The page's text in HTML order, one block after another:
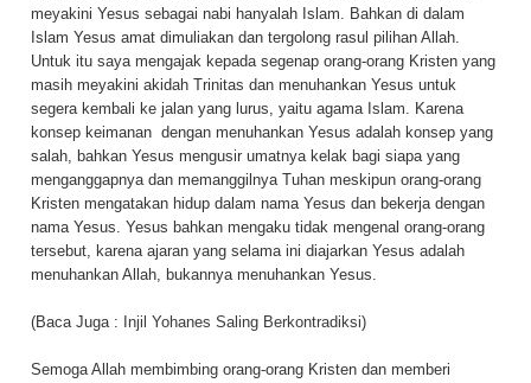
meyakini Yesus sebagai nabi hanyalah Islam. Bahkan di dalam
Islam Yesus amat dimuliakan dan tergolong rasul pilihan Allah.
Untuk itu saya mengajak kepada segenap orang-orang Kristen yang
masih meyakini akidah Trinitas dan menuhankan Yesus untuk
segera kembali ke jalan yang lurus, yaitu agama Islam. Karena
konsep keimanan dengan menuhankan Yesus adalah konsep yang
salah, bahkan Yesus mengusir umatnya kelak bagi siapa yang
menganggapnya dan memanggilnya Tuhan meskipun orang-orang
Kristen mengatakan hidup dalam nama Yesus dan bekerja dengan
nama Yesus. Yesus bahkan mengaku tidak mengenal orang-orang
tersebut, karena ajaran yang selama ini diajarkan Yesus adalah
menuhankan Allah, bukannya menuhankan Yesus.
(Baca Juga : Injil Yohanes Saling Berkontradiksi)
Semoga Allah membimbing orang-orang Kristen dan memberi